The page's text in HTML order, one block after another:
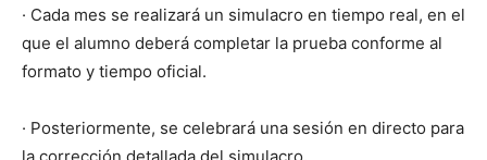
· Cada mes se realizará un simulacro en tiempo real, en el
que el alumno deberá completar la prueba conforme al
formato y tiempo oficial.
· Posteriormente, se celebrará una sesión en directo para